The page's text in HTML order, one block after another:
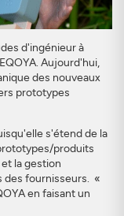
d'ingénieur à
Aujourd'hui,
des nouveaux
prototypes
s'étend de la
produits
la gestion
des fournisseurs. «
en faisant un